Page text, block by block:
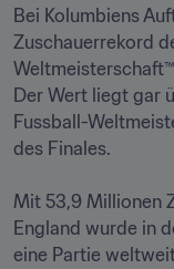
Bei Kolumbiens
Zuschauerrekord
Der Wert liegt gar
Fussball-
des Finales.
Mit 53,9 Millionen
England wurde in
eine Partie